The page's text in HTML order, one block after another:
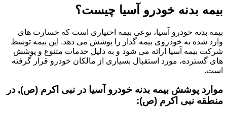
بیمه بدنه خودرو آسیا چیست؟
بیمه بدنه خودرو آسیا، نوعی بیمه اختیاری است که خسارت های
وارد شده به خودروی بیمه گذار را پوشش می دهد. این بیمه توسط
شرکت بیمه آسیا ارائه می شود و به دلیل خدمات متنوع و پوشش
های گسترده، مورد استقبال بسیاری از مالکان خودرو قرار گرفته
است.
موارد پوشش بیمه بدنه خودرو آسیا در نبی اکرم (ص), در
منطقه نبی اکرم (ص):